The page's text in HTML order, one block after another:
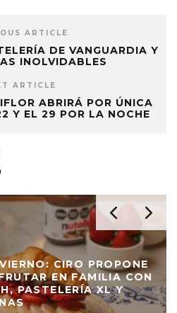
ARTICLE
DE VANGUARDIA Y
INOLVIDABLES
ARTICLE
ABRIRÁ POR ÚNICA
Y EL 29 POR LA NOCHE
CIRO PROPONE
EN FAMILIA CON
PASTELERÍA XL Y